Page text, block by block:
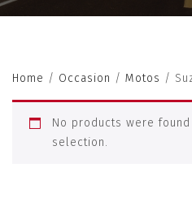
Home / Occasion / Motos /
No products were
selection.